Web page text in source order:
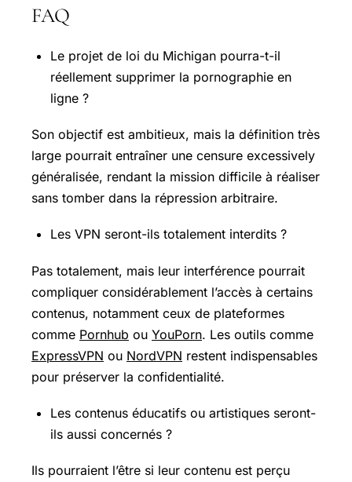
FAQ
Le projet de loi du Michigan pourra-t-il
réellement supprimer la pornographie en
ligne ?
Son objectif est ambitieux, mais la définition très
large pourrait entraîner une censure excessively
généralisée, rendant la mission difficile à réaliser
sans tomber dans la répression arbitraire.
Les VPN seront-ils totalement interdits ?
Pas totalement, mais leur interférence pourrait
compliquer considérablement l’accès à certains
contenus, notamment ceux de plateformes
comme Pornhub ou YouPorn. Les outils comme
ExpressVPN ou NordVPN restent indispensables
pour préserver la confidentialité.
Les contenus éducatifs ou artistiques seront-
ils aussi concernés ?
Ils pourraient l’être si leur contenu est perçu